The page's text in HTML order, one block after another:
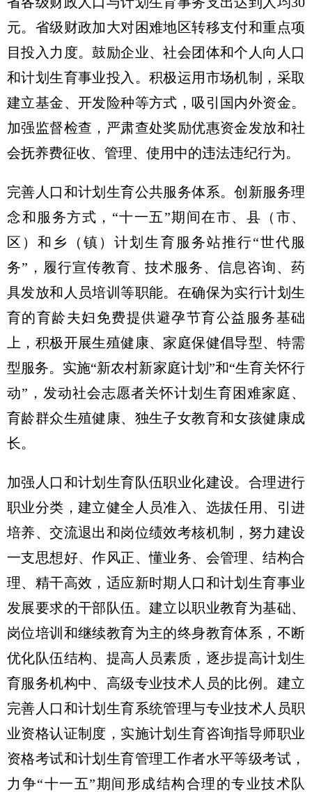
元。省级财政加大对困难地区转移支付和重点项
目投入力度。鼓励企业、社会团体和个人向人口
和计划生育事业投入。积极运用市场机制，采取
建立基金、开发险种等方式，吸引国内外资金。
加强监督检查，严肃查处奖励优惠资金发放和社
会抚养费征收、管理、使用中的违法违纪行为。
完善人口和计划生育公共服务体系。创新服务理
念和服务方式，“十一五”期间在市、县（市、
区）和乡（镇）计划生育服务站推行“世代服
务”，履行宣传教育、技术服务、信息咨询、药
具发放和人员培训等职能。在确保为实行计划生
育的育龄夫妇免费提供避孕节育公益服务基础
上，积极开展生殖健康、家庭保健倡导型、特需
型服务。实施“新农村新家庭计划”和“生育关怀行
动”，发动社会志愿者关怀计划生育困难家庭、
育龄群众生殖健康、独生子女教育和女孩健康成
长。
加强人口和计划生育队伍职业化建设。合理进行
职业分类，建立健全人员准入、选拔任用、引进
培养、交流退出和岗位绩效考核机制，努力建设
一支思想好、作风正、懂业务、会管理、结构合
理、精干高效，适应新时期人口和计划生育事业
发展要求的干部队伍。建立以职业教育为基础、
岗位培训和继续教育为主的终身教育体系，不断
优化队伍结构、提高人员素质，逐步提高计划生
育服务机构中、高级专业技术人员的比例。建立
完善人口和计划生育系统管理与专业技术人员职
业资格认证制度，实施计划生育咨询指导师职业
资格考试和计划生育管理工作者水平等级考试，
力争“十一五”期间形成结构合理的专业技术队